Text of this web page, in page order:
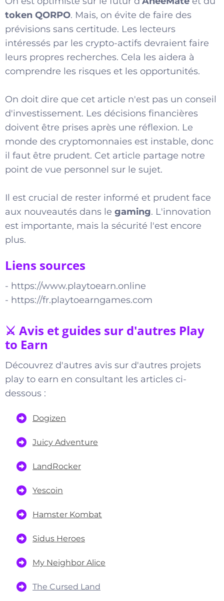
token QORPO. Mais, on évite de faire des
prévisions sans certitude. Les lecteurs
intéressés par les crypto-actifs devraient faire
leurs propres recherches. Cela les aidera à
comprendre les risques et les opportunités.
On doit dire que cet article n'est pas un conseil
d'investissement. Les décisions financières
doivent être prises après une réflexion. Le
monde des cryptomonnaies est instable, donc
il faut être prudent. Cet article partage notre
point de vue personnel sur le sujet.
Il est crucial de rester informé et prudent face
aux nouveautés dans le gaming. L'innovation
est importante, mais la sécurité l'est encore
plus.
Liens sources
- https://www.playtoearn.online
- https://fr.playtoearngames.com
⚔️ Avis et guides sur d'autres Play
to Earn
Découvrez d'autres avis sur d'autres projets
play to earn en consultant les articles ci-
dessous :
Dogizen
Juicy Adventure
LandRocker
Yescoin
Hamster Kombat
Sidus Heroes
My Neighbor Alice
The Cursed Land